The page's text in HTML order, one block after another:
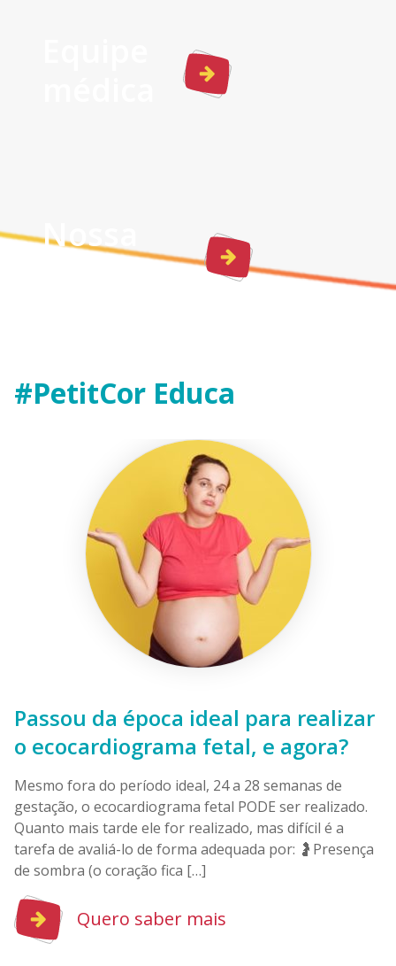
Nossa
Estrutura
#PetitCor Educa
Passou da época ideal para realizar
o ecocardiograma fetal, e agora?
Mesmo fora do período ideal, 24 a 28 semanas de
gestação, o ecocardiograma fetal PODE ser realizado.
Quanto mais tarde ele for realizado, mas difícil é a
tarefa de avaliá-lo de forma adequada por: 🤰Presença
de sombra (o coração fica […]
Quero saber mais